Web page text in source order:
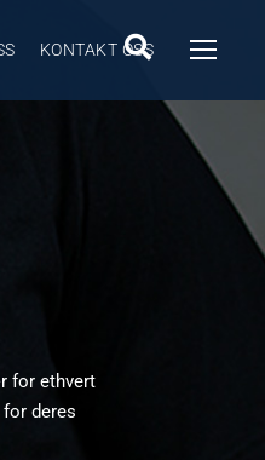
KONTAKT OSS
for ethvert
deres